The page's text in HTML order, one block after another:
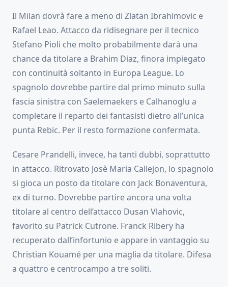
Il Milan dovrà fare a meno di Zlatan Ibrahimovic e
Rafael Leao. Attacco da ridisegnare per il tecnico
Stefano Pioli che molto probabilmente darà una
chance da titolare a Brahim Diaz, finora impiegato
con continuità soltanto in Europa League. Lo
spagnolo dovrebbe partire dal primo minuto sulla
fascia sinistra con Saelemaekers e Calhanoglu a
completare il reparto dei fantasisti dietro all’unica
punta Rebic. Per il resto formazione confermata.
Cesare Prandelli, invece, ha tanti dubbi, soprattutto
in attacco. Ritrovato Josè Maria Callejon, lo spagnolo
si gioca un posto da titolare con Jack Bonaventura,
ex di turno. Dovrebbe partire ancora una volta
titolare al centro dell’attacco Dusan Vlahovic,
favorito su Patrick Cutrone. Franck Ribery ha
recuperato dall’infortunio e appare in vantaggio su
Christian Kouamé per una maglia da titolare. Difesa
a quattro e centrocampo a tre soliti.